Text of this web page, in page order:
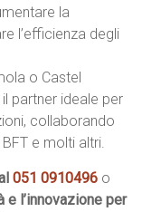
la
l’efficienza degli
o Castel
il partner ideale per
collaborando
e molti altri.
051 0910496 o
e l’innovazione per